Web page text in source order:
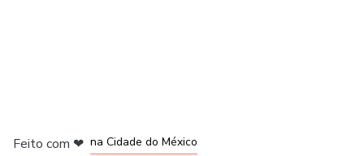
Feito com ❤ na Cidade do México